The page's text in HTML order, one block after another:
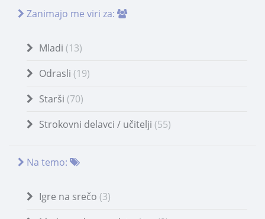
Zanimajo me viri za:
Mladi (13)
Odrasli (19)
Starši (70)
Strokovni delavci / učitelji (55)
Na temo:
Igre na srečo (3)